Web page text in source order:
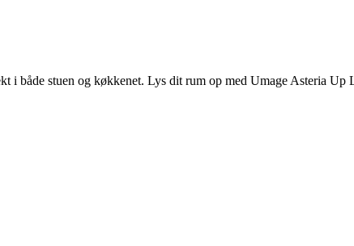
både stuen og køkkenet. Lys dit rum op med Umage Asteria Up